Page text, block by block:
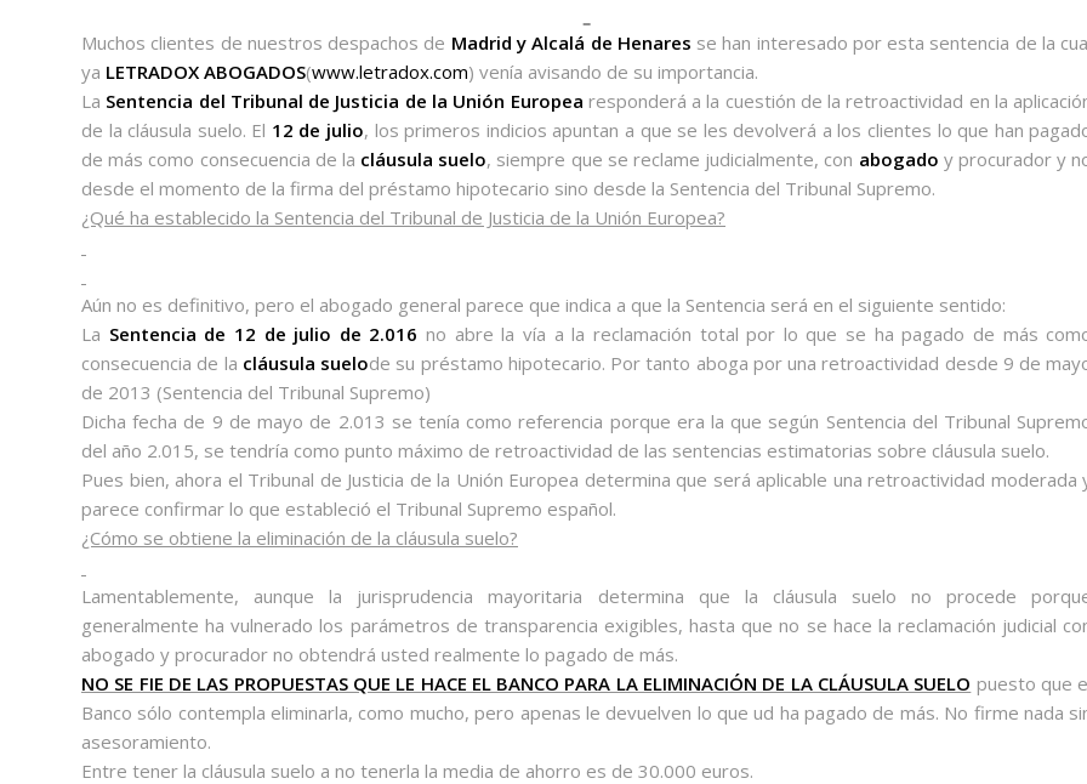
Muchos clientes de nuestros despachos de Madrid y Alcalá de Henares se han interesado por esta sentencia de la
ya LETRADOX ABOGADOS(www.letradox.com) venía avisando de su importancia.
La Sentencia del Tribunal de Justicia de la Unión Europea responderá a la cuestión de la retroactividad en la
de la cláusula suelo. El 12 de julio, los primeros indicios apuntan a que se les devolverá a los clientes lo que han
de más como consecuencia de la cláusula suelo, siempre que se reclame judicialmente, con abogado y procurador y
desde el momento de la firma del préstamo hipotecario sino desde la Sentencia del Tribunal Supremo.
¿Qué ha establecido la Sentencia del Tribunal de Justicia de la Unión Europea?
Aún no es definitivo, pero el abogado general parece que indica a que la Sentencia será en el siguiente sentido:
La Sentencia de 12 de julio de 2.016 no abre la vía a la reclamación total por lo que se ha pagado de más
consecuencia de la cláusula suelode su préstamo hipotecario. Por tanto aboga por una retroactividad desde 9 de
de 2013 (Sentencia del Tribunal Supremo)
Dicha fecha de 9 de mayo de 2.013 se tenía como referencia porque era la que según Sentencia del Tribunal
del año 2.015, se tendría como punto máximo de retroactividad de las sentencias estimatorias sobre cláusula suelo.
Pues bien, ahora el Tribunal de Justicia de la Unión Europea determina que será aplicable una retroactividad moderada
parece confirmar lo que estableció el Tribunal Supremo español.
¿Cómo se obtiene la eliminación de la cláusula suelo?
Lamentablemente, aunque la jurisprudencia mayoritaria determina que la cláusula suelo no procede
generalmente ha vulnerado los parámetros de transparencia exigibles, hasta que no se hace la reclamación judicial
abogado y procurador no obtendrá usted realmente lo pagado de más.
NO SE FIE DE LAS PROPUESTAS QUE LE HACE EL BANCO PARA LA ELIMINACIÓN DE LA CLÁUSULA SUELO puesto que
Banco sólo contempla eliminarla, como mucho, pero apenas le devuelven lo que ud ha pagado de más. No firme nada
asesoramiento.
Entre tener la cláusula suelo a no tenerla la media de ahorro es de 30.000 euros.